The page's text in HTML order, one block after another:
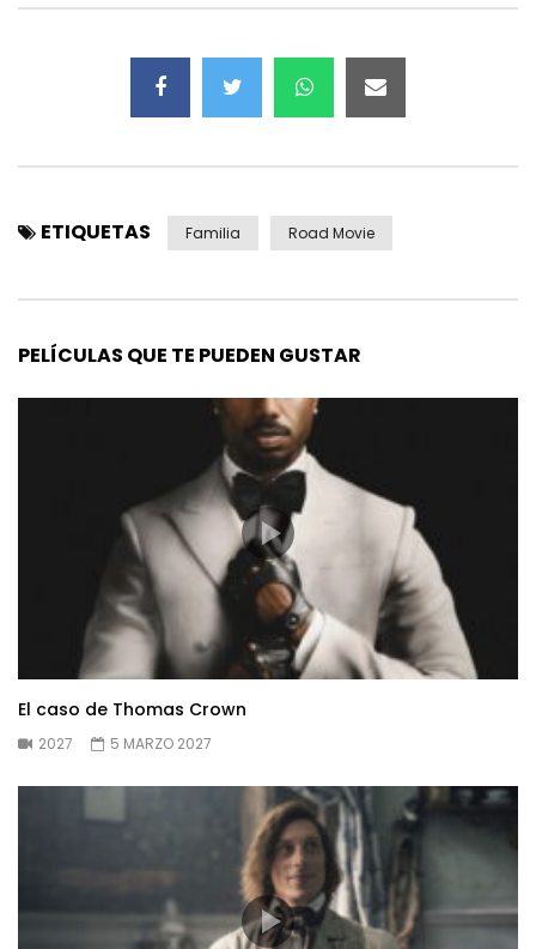
ETIQUETAS Familia Road Movie
PELÍCULAS QUE TE PUEDEN GUSTAR
El caso de Thomas Crown
2027 5 MARZO 2027